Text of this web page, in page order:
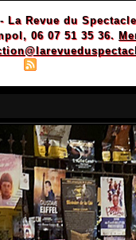
La Revue du
06 07 51 35 36.